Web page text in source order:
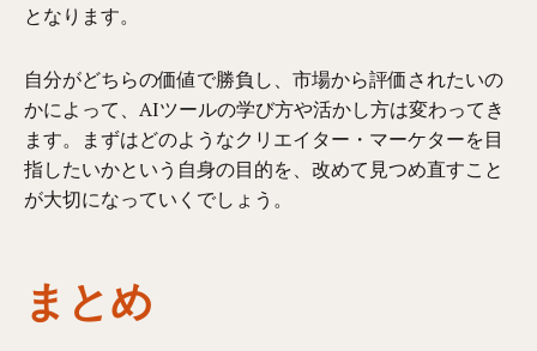
となります。
自分がどちらの価値で勝負し、市場から評価されたいの
かによって、AIツールの学び方や活かし方は変わってき
ます。まずはどのようなクリエイター・マーケターを目
指したいかという自身の目的を、改めて見つめ直すこと
が大切になっていくでしょう。
まとめ